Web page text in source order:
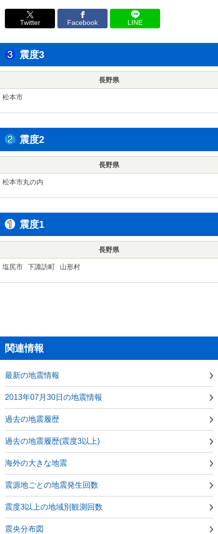
Twitter Facebook LINE
震度3
長野県
松本市
震度2
長野県
松本市丸の内
震度1
長野県
塩尻市 下諏訪町 山形村
関連情報
最新の地震情報
2013年07月30日の地震情報
過去の地震履歴
過去の地震履歴(震度3以上)
海外の大きな地震
震源地ごとの地震発生回数
震度3以上の地域別観測回数
震央分布図